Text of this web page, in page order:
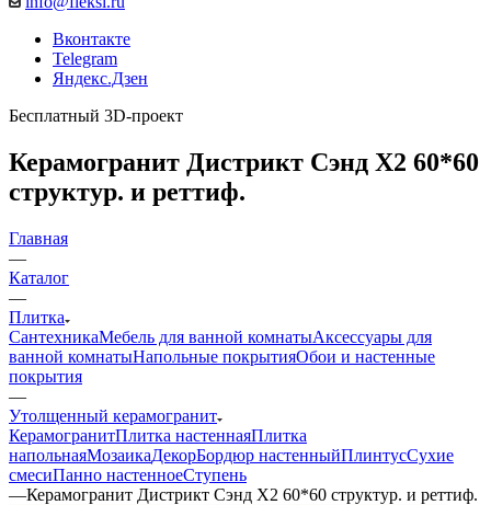
Вконтакте
Telegram
Яндекс.Дзен
Бесплатный 3D-проект
Керамогранит Дистрикт Сэнд X2 60*60
структур. и реттиф.
Главная
—
Каталог
—
Плитка
СантехникаМебель для ванной комнатыАксессуары для
ванной комнатыНапольные покрытияОбои и настенные
покрытия
—
Утолщенный керамогранит
КерамогранитПлитка настеннаяПлитка
напольнаяМозаикаДекорБордюр настенныйПлинтусСухие
смесиПанно настенноеСтупень
—Керамогранит Дистрикт Сэнд X2 60*60 структур. и реттиф.